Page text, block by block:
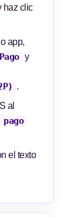
haz clic
app,
y
.
al
el texto